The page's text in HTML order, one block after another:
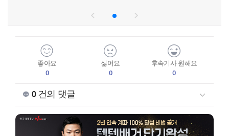
좋아요
0
싫어요
0
후속기사 원해요
0
0건의 댓글